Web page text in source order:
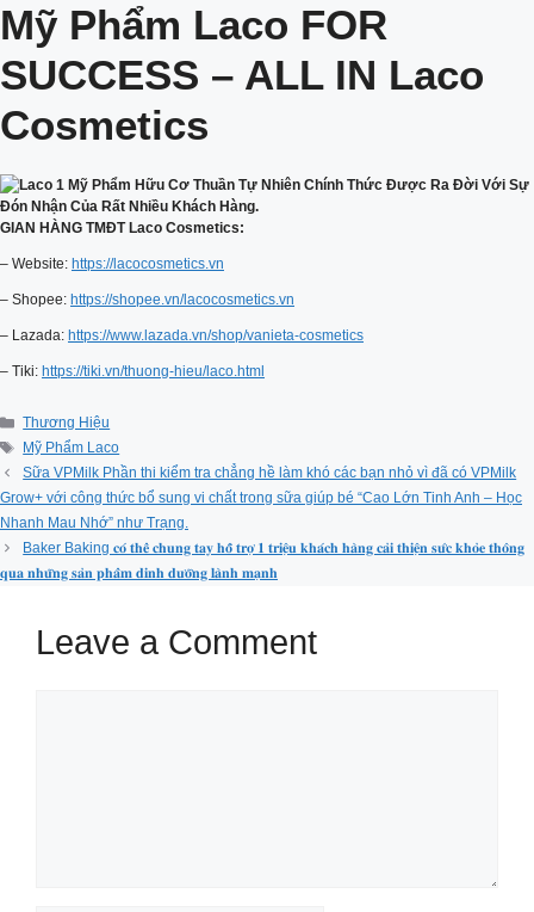
Mỹ Phẩm Laco FOR
SUCCESS – ALL IN Laco
Cosmetics
GIAN HÀNG TMĐT Laco Cosmetics:
– Website: https://lacocosmetics.vn
– Shopee: https://shopee.vn/lacocosmetics.vn
– Lazada: https://www.lazada.vn/shop/vanieta-cosmetics
– Tiki: https://tiki.vn/thuong-hieu/laco.html
Categories
Thương Hiệu
Tags
Mỹ Phẩm Laco
Sữa VPMilk Phần thi kiểm tra chẳng hề làm khó các bạn nhỏ vì đã có VPMilk
Grow+ với công thức bổ sung vi chất trong sữa giúp bé “Cao Lớn Tinh Anh – Học
Nhanh Mau Nhớ” như Trạng.
Baker Baking 𝐜𝐨́ 𝐭𝐡𝐞̂̉ 𝐜𝐡𝐮𝐧𝐠 𝐭𝐚𝐲 𝐡𝐨̂̃ 𝐭𝐫𝐨̛̣ 𝟏 𝐭𝐫𝐢𝐞̣̂𝐮 𝐤𝐡𝐚́𝐜𝐡 𝐡𝐚̀𝐧𝐠 𝐜𝐚̉𝐢 𝐭𝐡𝐢𝐞̣̂𝐧 𝐬𝐮̛́𝐜 𝐤𝐡𝐨̉𝐞 𝐭𝐡𝐨̂𝐧𝐠
𝐪𝐮𝐚 𝐧𝐡𝐮̛̃𝐧𝐠 𝐬𝐚̉𝐧 𝐩𝐡𝐚̂̉𝐦 𝐝𝐢𝐧𝐡 𝐝𝐮̛𝐨̛̃𝐧𝐠 𝐥𝐚̀𝐧𝐡 𝐦𝐚̣𝐧𝐡
Leave a Comment